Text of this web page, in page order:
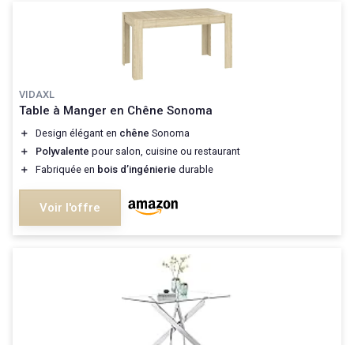
VIDAXL
Table à Manger en Chêne Sonoma
＋ Design élégant en chêne Sonoma
＋
Polyvalente pour salon, cuisine ou restaurant
＋
Fabriquée en bois d’ingénierie durable
Voir l'offre